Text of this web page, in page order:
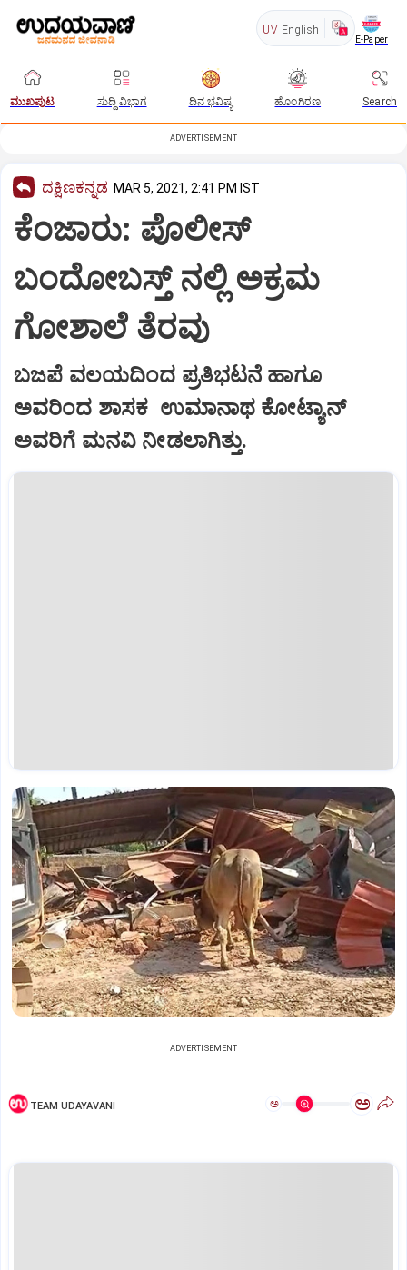
UV English
E-Paper
ಮುಖಪುಟ ಸುದ್ದಿ ವಿಭಾಗ ದಿನ ಭವಿಷ್ಯ ಹೊಂಗಿರಣ Search
ADVERTISEMENT
ದಕ್ಷಿಣಕನ್ನಡ MAR 5, 2021, 2:41 PM IST
ಕೆಂಜಾರು: ಪೊಲೀಸ್
ಬಂದೋಬಸ್ತ್ ನಲ್ಲಿ ಅಕ್ರಮ
ಗೋಶಾಲೆ ತೆರವು
ಬಜಪೆ ವಲಯದಿಂದ ಪ್ರತಿಭಟನೆ ಹಾಗೂ
ಅವರಿಂದ ಶಾಸಕ ಉಮಾನಾಥ ಕೋಟ್ಯಾನ್‌
ಅವರಿಗೆ ಮನವಿ ನೀಡಲಾಗಿತ್ತು.
ADVERTISEMENT
TEAM UDAYAVANI ಅ ಅ